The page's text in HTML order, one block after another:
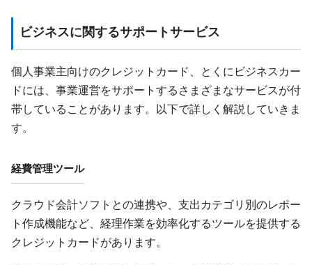
ビジネスに関するサポートサービス
個人事業主向けのクレジットカード、とくにビジネスカー
ドには、事業運営をサポートするさまざまなサービスが付
帯していることがあります。以下で詳しく解説していきま
す。
経費管理ツール
クラウド会計ソフトとの連携や、支出カテゴリ別のレポー
ト作成機能など、経理作業を効率化するツールを提供する
クレジットカードがあります。